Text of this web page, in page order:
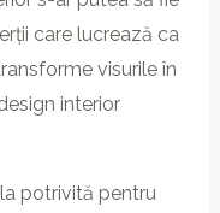
care lucrează ca
visurile în
interior
potrivită pentru